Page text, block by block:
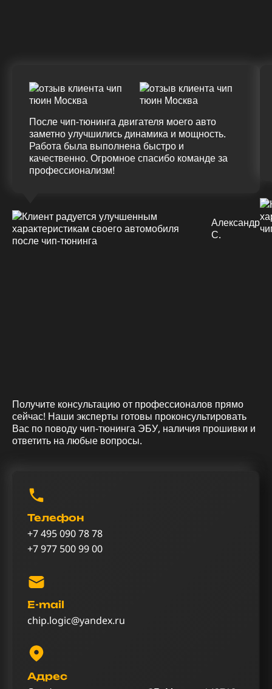
После чип-тюнинга двигателя моего авто
заметно улучшились динамика и мощность.
Работа была выполнена быстро и
качественно. Огромное спасибо команде за
профессионализм!
Александр
С.
Получите консультацию от профессионалов прямо
сейчас! Наши эксперты готовы проконсультировать
Вас по поводу чип-тюнинга ЭБУ, наличия прошивки и
ответить на любые вопросы.
Телефон
+7 495 090 78 78
+7 977 500 99 00
E-mail
chip.logic@yandex.ru
Адрес